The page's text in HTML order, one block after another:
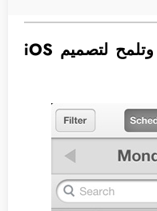
أبل تقدم تطبيق WWDC وتلمح لتصميم iOS